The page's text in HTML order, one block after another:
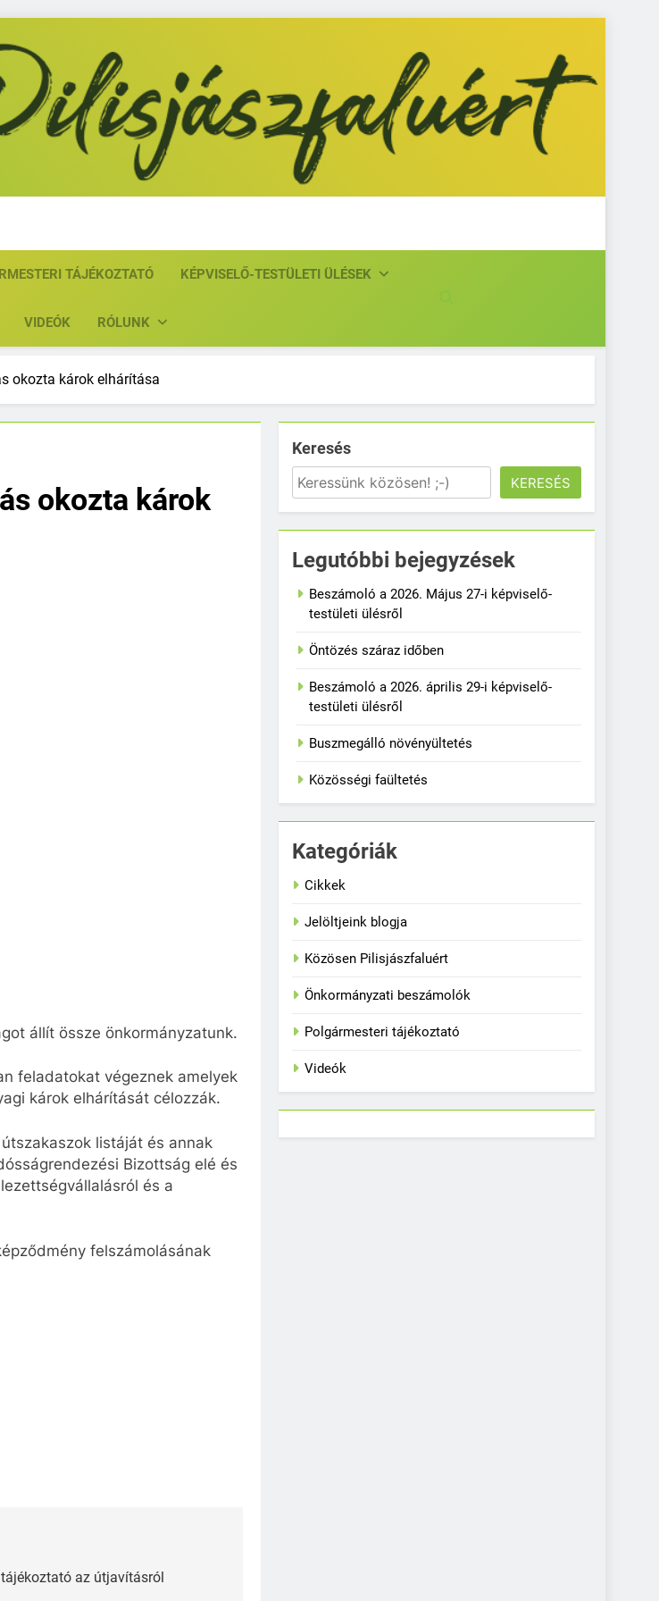
Közösen Pilisjászfaluért
TÁJÉKOZTATÓ KÉPVISELŐ-TESTÜLETI ÜLÉSEK
VIDEÓK RÓLUNK
okozta károk elhárítása
okozta károk
állít össze önkormányzatunk.
feladatokat végeznek amelyek
károk elhárítását célozzák.
listáját és annak
Bizottság elé és
és a
felszámolásának
az útjavításról
Keresés
KERESÉS
Legutóbbi bejegyzések
Beszámoló a 2026. Május 27-i képviselő-
testületi ülésről
Öntözés száraz időben
Beszámoló a 2026. április 29-i képviselő-
testületi ülésről
Buszmegálló növényültetés
Közösségi faültetés
Kategóriák
Cikkek
Jelöltjeink blogja
Közösen Pilisjászfaluért
Önkormányzati beszámolók
Polgármesteri tájékoztató
Videók